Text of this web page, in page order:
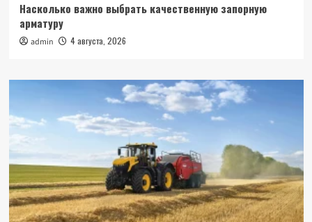
Насколько важно выбрать качественную запорную
арматуру
admin 4 августа, 2026